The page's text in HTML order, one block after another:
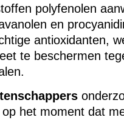
polyfenolen
en
antioxidanten,
te beschermen
het moment dat